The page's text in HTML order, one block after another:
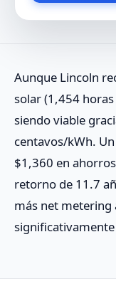
Aunque Lincoln
solar (1,454
siendo viable
centavos/kWh.
$1,360 en
retorno de 11.7
más net metering